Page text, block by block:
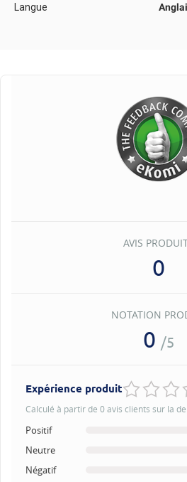
Langue
AVIS
0
NOTATION
0 /5
Expérience produit
Calculé à partir de 0 avis clients sur la
Positif
Neutre
Négatif